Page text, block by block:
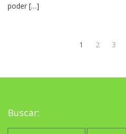
poder […]
1 2 3
Buscar: